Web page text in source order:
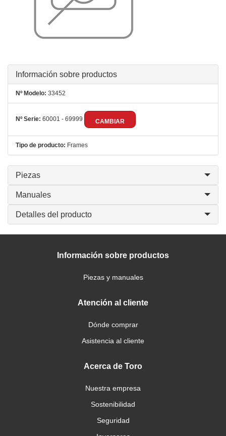
Información sobre productos
Nº Modelo: 33452
Nº Serie: 60001 - 69999 CAMBIAR
Tipo de producto: Frames
Piezas
Manuales
Detalles del producto
Información sobre productos
Piezas y manuales
Atención al cliente
Dónde comprar
Asistencia al cliente
Acerca de Toro
Nuestra empresa
Sostenibilidad
Seguridad